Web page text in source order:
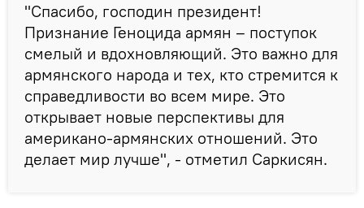
"Спасибо, господин президент!
Признание Геноцида армян – поступок
смелый и вдохновляющий. Это важно для
армянского народа и тех, кто стремится к
справедливости во всем мире. Это
открывает новые перспективы для
американо-армянских отношений. Это
делает мир лучше", - отметил Саркисян.